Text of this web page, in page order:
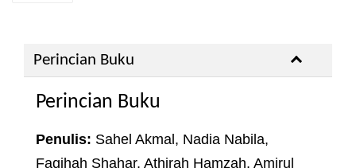
Perincian Buku
Perincian Buku
Penulis: Sahel Akmal, Nadia Nabila,
Faqihah Shahar, Athirah Hamzah, Amirul